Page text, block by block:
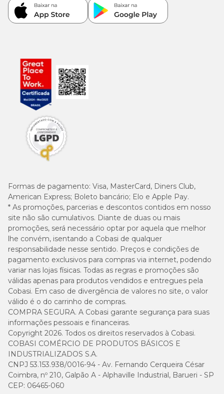
Formas de pagamento: Visa, MasterCard, Diners Club,
American Express; Boleto bancário; Elo e Apple Pay.
* As promoções, parcerias e descontos contidos em nosso
site não são cumulativos. Diante de duas ou mais
promoções, será necessário optar por aquela que melhor
lhe convém, isentando a Cobasi de qualquer
responsabilidade nesse sentido. Preços e condições de
pagamento exclusivos para compras via internet, podendo
variar nas lojas físicas. Todas as regras e promoções são
válidas apenas para produtos vendidos e entregues pela
Cobasi. Em caso de divergência de valores no site, o valor
válido é o do carrinho de compras.
COMPRA SEGURA. A Cobasi garante segurança para suas
informações pessoais e financeiras.
Copyright 2026. Todos os direitos reservados à Cobasi.
COBASI COMÉRCIO DE PRODUTOS BÁSICOS E
INDUSTRIALIZADOS S.A.
CNPJ 53.153.938/0016-94 - Av. Fernando Cerqueira César
Coimbra, nº 210, Galpão A - Alphaville Industrial, Barueri - SP
CEP: 06465-060